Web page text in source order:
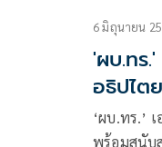
6 มิถุนายน
'ผบ.ทร
อธิปไต
‘ผบ.ทร.’
พร้อมสนับ